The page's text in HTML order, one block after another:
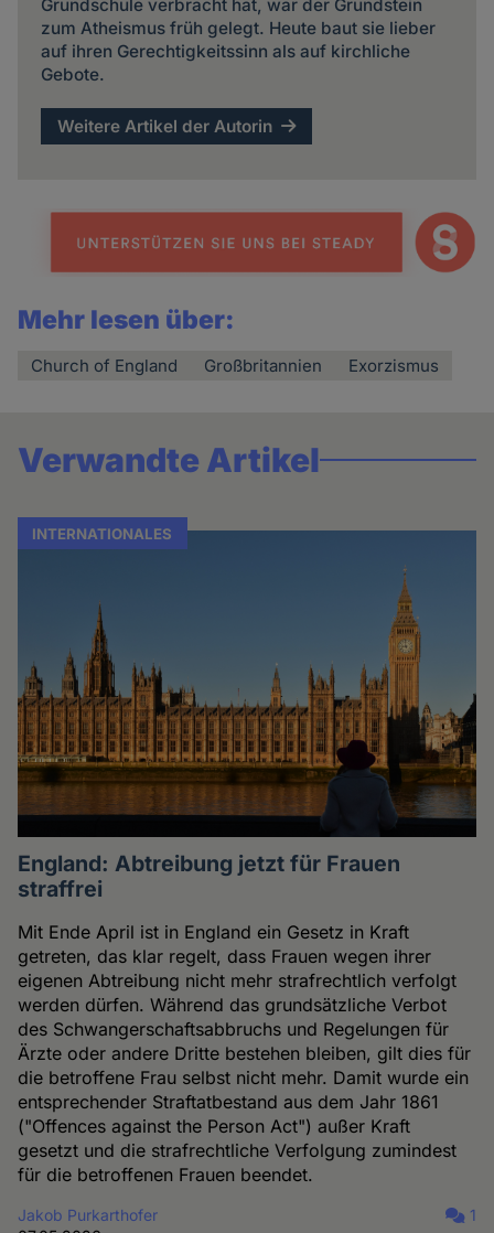
Grundschule verbracht hat, war der Grundstein
zum Atheismus früh gelegt. Heute baut sie lieber
auf ihren Gerechtigkeitssinn als auf kirchliche
Gebote.
Weitere Artikel der Autorin
Mehr lesen über:
Church of England Großbritannien Exorzismus
Verwandte Artikel
INTERNATIONALES
England: Abtreibung jetzt für Frauen
straffrei
Mit Ende April ist in England ein Gesetz in Kraft
getreten, das klar regelt, dass Frauen wegen ihrer
eigenen Abtreibung nicht mehr strafrechtlich verfolgt
werden dürfen. Während das grundsätzliche Verbot
des Schwangerschaftsabbruchs und Regelungen für
Ärzte oder andere Dritte bestehen bleiben, gilt dies für
die betroffene Frau selbst nicht mehr. Damit wurde ein
entsprechender Straftatbestand aus dem Jahr 1861
("Offences against the Person Act") außer Kraft
gesetzt und die strafrechtliche Verfolgung zumindest
für die betroffenen Frauen beendet.
Jakob Purkarthofer
1